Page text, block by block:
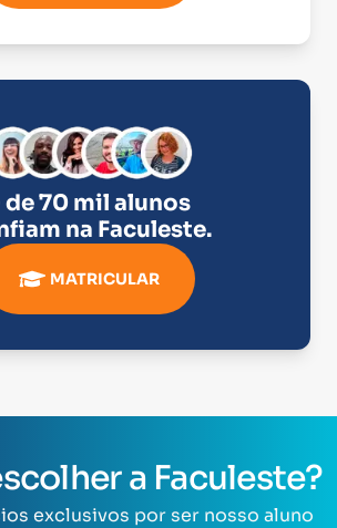
de 70 mil alunos
na Faculeste.
MATRICULAR
a Faculeste?
exclusivos por ser nosso aluno